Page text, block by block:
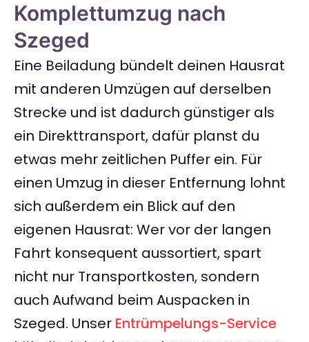
Komplettumzug nach
Szeged
Eine Beiladung bündelt deinen Hausrat
mit anderen Umzügen auf derselben
Strecke und ist dadurch günstiger als
ein Direkttransport, dafür planst du
etwas mehr zeitlichen Puffer ein. Für
einen Umzug in dieser Entfernung lohnt
sich außerdem ein Blick auf den
eigenen Hausrat: Wer vor der langen
Fahrt konsequent aussortiert, spart
nicht nur Transportkosten, sondern
auch Aufwand beim Auspacken in
Szeged. Unser Entrümpelungs-Service